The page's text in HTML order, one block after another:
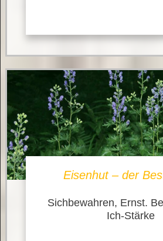
Eisenhut – der
Sichbewahren, Ernst.
Ich-Stärke